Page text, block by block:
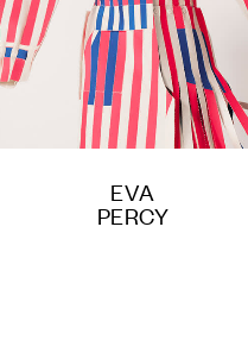
EVA
PERCY